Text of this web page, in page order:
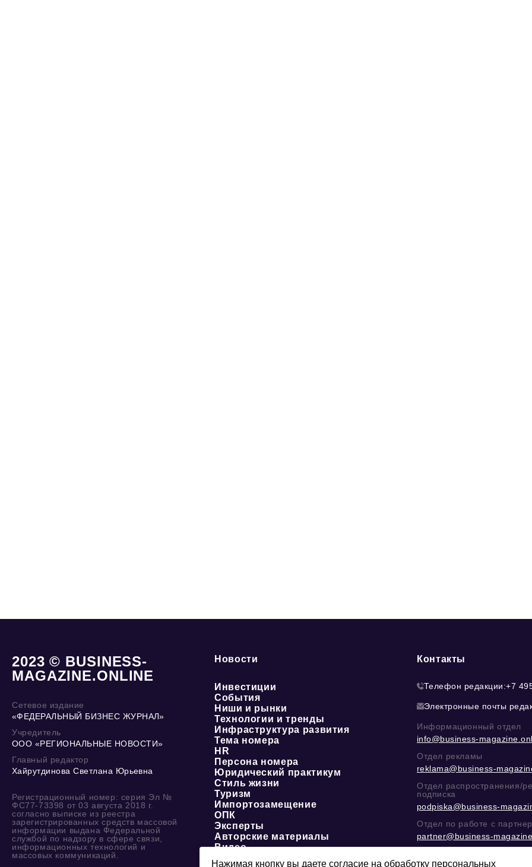
2023 © BUSINESS-
MAGAZINE.ONLINE
Сетевое издание
«ФЕДЕРАЛЬНЫЙ БИЗНЕС ЖУРНАЛ»
Учредитель
ООО «РЕГИОНАЛЬНЫЕ НОВОСТИ»
Главный редактор
Хайрутдинова Светлана Юрьевна
Регистрационный номер: серия Эл №
ФС77-73398 от 03 августа 2018 г.
согласно выписке из реестра
зарегистрированных средств массовой
информации выдана Федеральной
службой по надзору в сфере связи,
информационных технологий и
массовых коммуникаций.
Новости
Инвестиции
События
Ниши и рынки
Технологии и тренды
Инфраструктура развития
Тема номера
HR
Персона номера
Юридический практикум
Стиль жизни
Туризм
Импортозамещение
ОПК
Эксперты
Авторские материалы
Видео
Контакты
Телефон редакции:+7
Электронные почты
Информационный отдел
info@business-
Отдел рекламы
reklama@business-
Отдел распространения/
подписка
podpiska@business-
Отдел по работе с
partner@business-
@mazovилиMAX
Нажимая кнопку вы даете согласие на обработку персональных